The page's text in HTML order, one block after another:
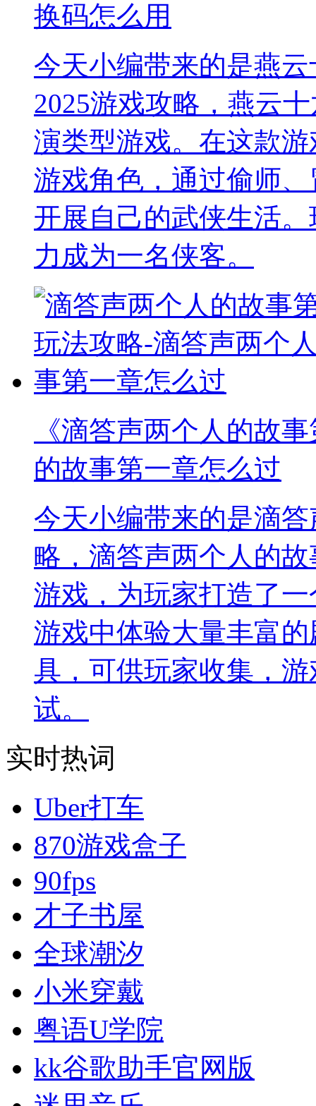
换码怎么用
今天小编带来的是燕
2025游戏攻略，燕云
演类型游戏。在这款
游戏角色，通过偷师
开展自己的武侠生活
力成为一名侠客。
《滴答声两个人的故
的故事第一章怎么过
今天小编带来的是滴
略，滴答声两个人的
游戏，为玩家打造了
游戏中体验大量丰富
具，可供玩家收集，
试。
实时热词
Uber打车
870游戏盒子
90fps
才子书屋
全球潮汐
小米穿戴
粤语U学院
kk谷歌助手官网版